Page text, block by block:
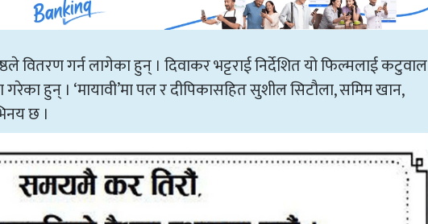
वितरण गर्न लागेका हुन् । दिवाकर भट्टराई निर्देशित यो फिल्मलाई कटुवाल
गरेका हुन् । ‘मायावी’मा पल र दीपिकासहित सुशील सिटौला, समिम खान,
छ ।